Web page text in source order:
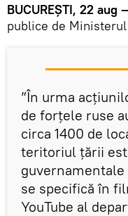
BUCUREȘTI, 22 aug
publice de
”În urma
de forțele ruse
circa 1400 de
teritoriul țării
se specifică în
YouTube al